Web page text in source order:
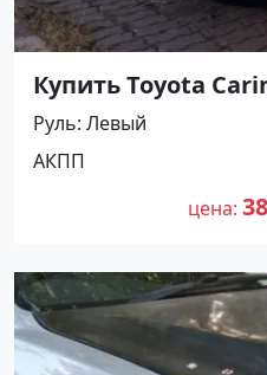
Купить Toyota
(116 л.с.) Бензин
цвет Белый Седан
380900 рублей,
на сайте
Руль Левый
АКПП
цена